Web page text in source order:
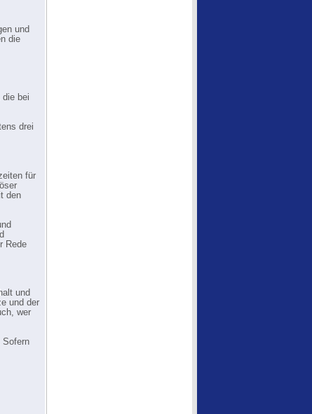
und
die
die bei
drei
für
den
Rede
und
und der
wer
Sofern